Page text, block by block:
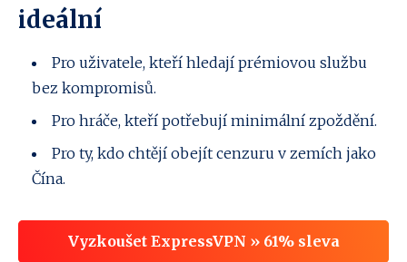
ideální
Pro uživatele, kteří hledají prémiovou službu
bez kompromisů.
Pro hráče, kteří potřebují minimální zpoždění.
Pro ty, kdo chtějí obejít cenzuru v zemích jako
Čína.
Vyzkoušet ExpressVPN » 61% sleva